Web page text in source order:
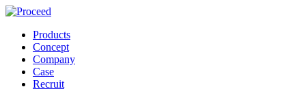
Products
Concept
Company
Case
Recruit